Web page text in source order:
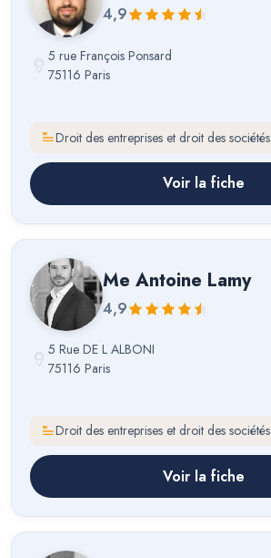
4,9
5 rue François Ponsard
75116 Paris
Droit des entreprises et droit des sociétés
Voir la fiche
Me Antoine Lamy
4,9
5 Rue DE L ALBONI
75116 Paris
Droit des entreprises et droit des sociétés
Voir la fiche